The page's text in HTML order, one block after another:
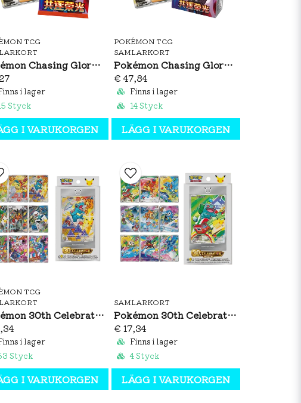
TCG
Pokémon Chasing Glory Together Slim Booster Pack (CH)
i lager
Styck
I VARUKORGEN
POKÉMON TCG
SAMLARKORT
Pokémon Chasing Glory Together Slim Booster Box (CH)
€ 47,84
Finns i lager
14 Styck
LÄGG I VARUKORGEN
TCG
Pokémon 30th Celebration Original Partner Card Set Vol. 2 (S-CH)
i lager
Styck
I VARUKORGEN
SAMLARKORT
Pokémon 30th Celebration Original Partner Card Set Vol. 1 (S-CH)
€ 17,34
Finns i lager
4 Styck
LÄGG I VARUKORGEN